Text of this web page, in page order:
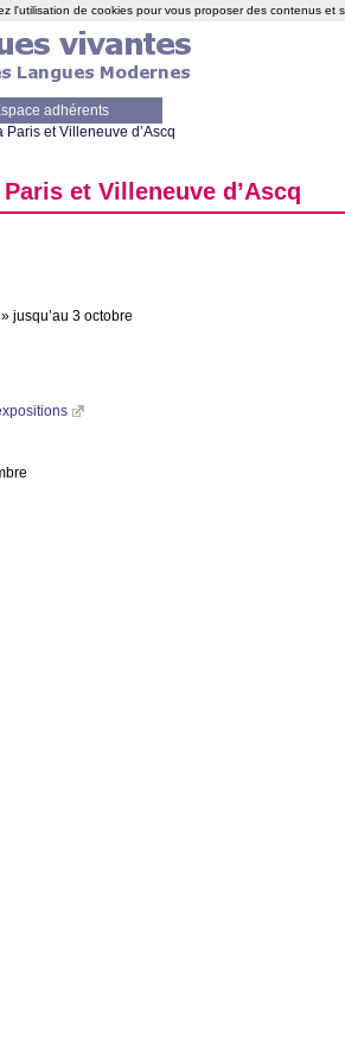
adhérents
Paris et Villeneuve d’Ascq
et Villeneuve d’Ascq
» jusqu’au 3 octobre
l'utilisation de cookies pour vous proposer des contenus et